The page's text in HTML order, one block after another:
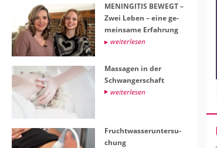
ME­NIN­GI­TIS BE­WEGT –
Zwei Leben – eine ge­
mein­sa­me Er­fah­rung
wei­ter­le­sen
Mas­sa­gen in der
Schwan­ger­schaft
wei­ter­le­sen
Frucht­was­ser­un­ter­su­
chung